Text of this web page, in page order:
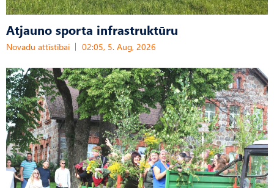
Atjauno sporta infrastruktūru
Novadu attīstībai 02:05, 5. Aug, 2026